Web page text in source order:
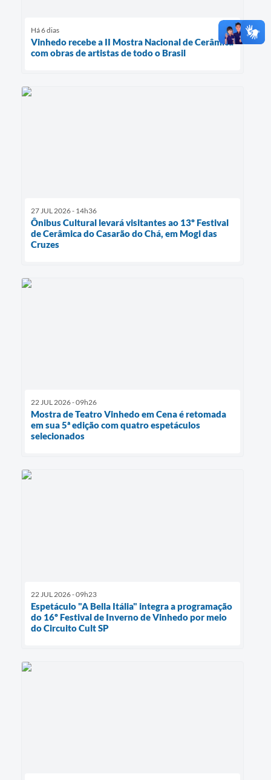
Há 6 dias
Vinhedo recebe a II Mostra Nacional de Cerâmica
com obras de artistas de todo o Brasil
27 JUL 2026 - 14h36
Ônibus Cultural levará visitantes ao 13º Festival
de Cerâmica do Casarão do Chá, em Mogi das
Cruzes
22 JUL 2026 - 09h26
Mostra de Teatro Vinhedo em Cena é retomada
em sua 5ª edição com quatro espetáculos
selecionados
22 JUL 2026 - 09h23
Espetáculo "A Bella Itália" integra a programação
do 16º Festival de Inverno de Vinhedo por meio
do Circuito Cult SP